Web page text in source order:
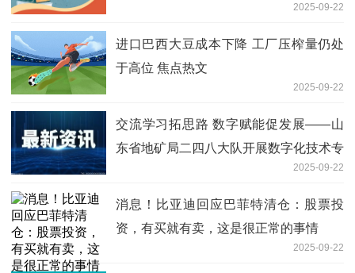
2025-09-22
进口巴西大豆成本下降 工厂压榨量仍处
于高位 焦点热文
2025-09-22
交流学习拓思路 数字赋能促发展——山
东省地矿局二四八大队开展数字化技术专
2025-09-22
消息！比亚迪回应巴菲特清仓：股票投
资，有买就有卖，这是很正常的事情
2025-09-22